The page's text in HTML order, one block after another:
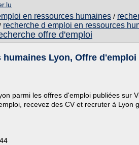
en ressources humaines /
recherche d emploi en ressources
offre d'emploi
Lyon, Offre d'emploi
parmi les offres d'emploi publiées sur
recevez des CV et recruter à Lyon